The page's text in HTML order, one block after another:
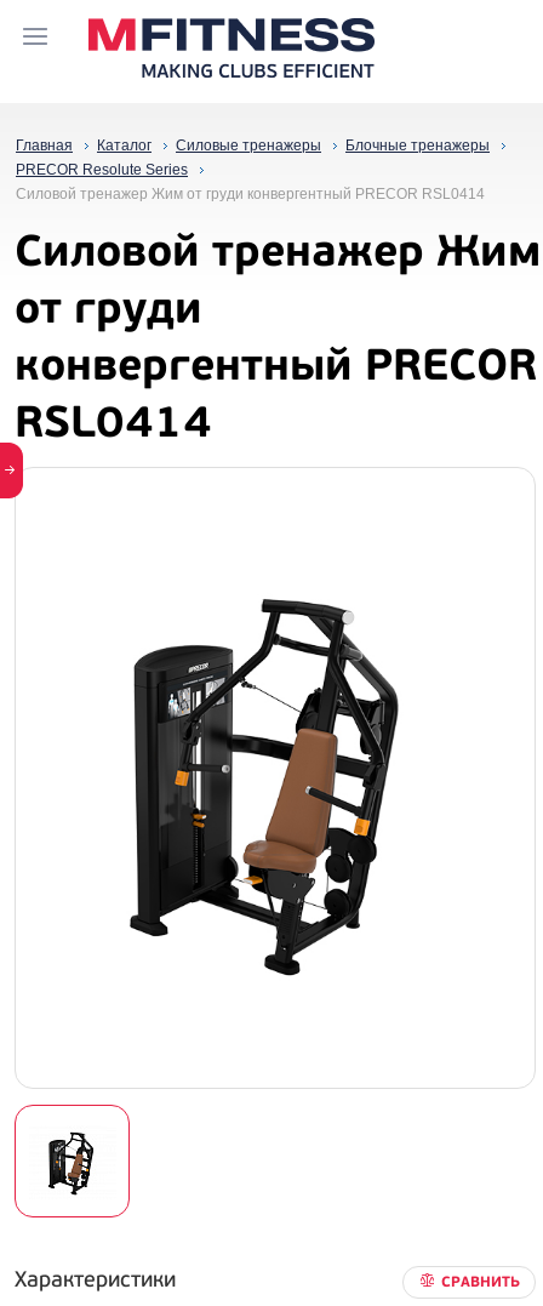
Главная Каталог Силовые тренажеры
Блочные тренажеры
PRECOR Resolute Series
Силовой тренажер Жим от груди конвергентный PRECOR RSL0414
Силовой тренажер Жим
от груди
конвергентный PRECOR
RSL0414
Характеристики СРАВНИТЬ